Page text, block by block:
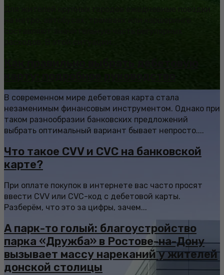
Для жителей крупных городов ежедневные поездки
В современном мире дебетовая карта стала
незаменимым финансовым инструментом. Однако при
таком разнообразии банковских предложений
выбрать оптимальный вариант бывает непросто....
Что такое CVV и CVC на банковской
карте?
При оплате покупок в интернете вас часто просят
ввести CVV или CVC-код с дебетовой карты.
Разберём, что это за цифры, зачем...
А парк-то голый: благоустройство
парка «Дружба» в Ростове-на-Дону
вызывает массу нареканий у жителей
донской столицы